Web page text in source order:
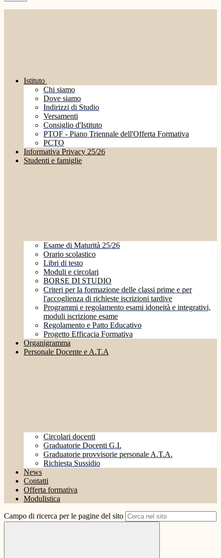
Istituto
Chi siamo
Dove siamo
Indirizzi di Studio
Versamenti
Consiglio d'Istituto
PTOF - Piano Triennale dell'Offerta Formativa
PCTO
Informativa Privacy 25/26
Studenti e famiglie
Esame di Maturità 25/26
Orario scolastico
Libri di testo
Moduli e circolari
BORSE DI STUDIO
Criteri per la formazione delle classi prime e per
l'accoglienza di richieste iscrizioni tardive
Programmi e regolamento esami idoneità e integrativi,
moduli iscrizione esame
Regolamento e Patto Educativo
Progetto Efficacia Formativa
Organigramma
Personale Docente e A.T.A
Circolari docenti
Graduatorie Docenti G.I.
Graduatorie provvisorie personale A.T.A.
Richiesta Sussidio
News
Contatti
Offerta formativa
Modulistica
Campo di ricerca per le pagine del sito